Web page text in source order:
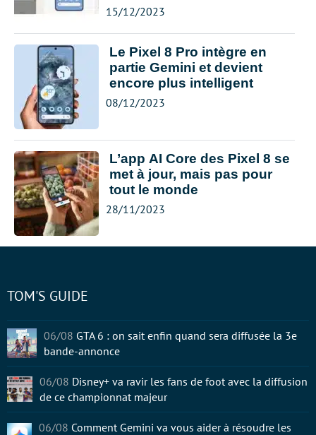
15/12/2023
Le Pixel 8 Pro intègre en
partie Gemini et devient
encore plus intelligent
08/12/2023
L’app AI Core des Pixel 8 se
met à jour, mais pas pour
tout le monde
28/11/2023
TOM'S GUIDE
06/08 GTA 6 : on sait enfin quand sera diffusée la 3e
bande-annonce
06/08 Disney+ va ravir les fans de foot avec la diffusion
de ce championnat majeur
06/08 Comment Gemini va vous aider à résoudre les